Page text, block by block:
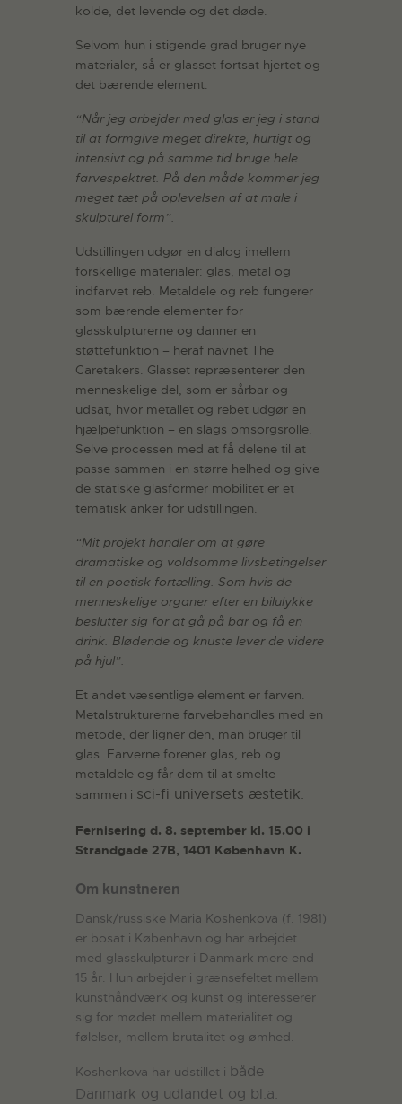
kolde, det levende og det døde.
Selvom hun i stigende grad bruger nye
materialer, så er glasset fortsat hjertet og
det bærende element.
“Når jeg arbejder med glas er jeg i stand
til at formgive meget direkte, hurtigt og
intensivt og på samme tid bruge hele
farvespektret. På den måde kommer jeg
meget tæt på oplevelsen af at male i
skulpturel form”.
Udstillingen udgør en dialog imellem
forskellige materialer: glas, metal og
indfarvet reb. Metaldele og reb fungerer
som bærende elementer for
glasskulpturerne og danner en
støttefunktion – heraf navnet The
Caretakers. Glasset repræsenterer den
menneskelige del, som er sårbar og
udsat, hvor metallet og rebet udgør en
hjælpefunktion – en slags omsorgsrolle.
Selve processen med at få delene til at
passe sammen i en større helhed og give
de statiske glasformer mobilitet er et
tematisk anker for udstillingen.
“Mit projekt handler om at gøre
dramatiske og voldsomme livsbetingelser
til en poetisk fortælling. Som hvis de
menneskelige organer efter en bilulykke
beslutter sig for at gå på bar og få en
drink. Blødende og knuste lever de videre
på hjul”.
Et andet væsentlige element er farven.
Metalstrukturerne farvebehandles med en
metode, der ligner den, man bruger til
glas. Farverne forener glas, reb og
metaldele og får dem til at smelte
sammen i sci-fi universets æstetik.
Fernisering d. 8. september kl. 15.00 i
Strandgade 27B, 1401 København K.
Om kunstneren
Dansk/russiske Maria Koshenkova (f. 1981)
er bosat i København og har arbejdet
med glasskulpturer i Danmark mere end
15 år. Hun arbejder i grænsefeltet mellem
kunsthåndværk og kunst og interesserer
sig for mødet mellem materialitet og
følelser, mellem brutalitet og ømhed.
Koshenkova har udstillet i både
Danmark og udlandet og bl.a.